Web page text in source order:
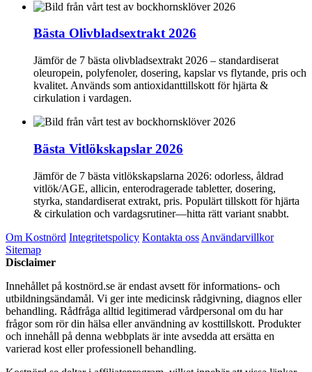
Bästa Olivbladsextrakt 2026
Jämför de 7 bästa olivbladsextrakt 2026 – standardiserat
oleuropein, polyfenoler, dosering, kapslar vs flytande, pris och
kvalitet. Används som antioxidanttillskott för hjärta &
cirkulation i vardagen.
Bästa Vitlökskapslar 2026
Jämför de 7 bästa vitlökskapslarna 2026: odorless, åldrad
vitlök/AGE, allicin, enterodragerade tabletter, dosering,
styrka, standardiserat extrakt, pris. Populärt tillskott för hjärta
& cirkulation och vardagsrutiner—hitta rätt variant snabbt.
Om Kostnörd Integritetspolicy Kontakta oss Användarvillkor
Sitemap
Disclaimer
Innehållet på kostnörd.se är endast avsett för informations- och
utbildningsändamål. Vi ger inte medicinsk rådgivning, diagnos eller
behandling. Rådfråga alltid legitimerad vårdpersonal om du har
frågor som rör din hälsa eller användning av kosttillskott. Produkter
och innehåll på denna webbplats är inte avsedda att ersätta en
varierad kost eller professionell behandling.